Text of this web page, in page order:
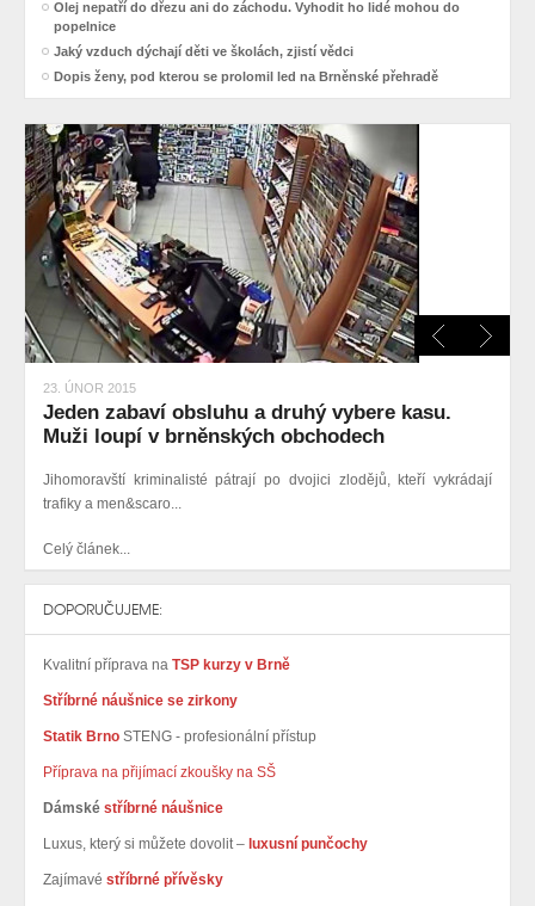
Olej nepatří do dřezu ani do záchodu. Vyhodit ho lidé mohou do
popelnice
Jaký vzduch dýchají děti ve školách, zjistí vědci
Dopis ženy, pod kterou se prolomil led na Brněnské přehradě
23. ÚNOR 2015
Jeden zabaví obsluhu a druhý vybere kasu.
Muži loupí v brněnských obchodech
Jihomoravští kriminalisté pátrají po dvojici zlodějů, kteří vykrádají
trafiky a men&scaro...
Celý článek...
DOPORUČUJEME:
Kvalitní příprava na TSP kurzy v Brně
Stříbrné náušnice se zirkony
Statik Brno STENG - profesionální přístup
Příprava na přijímací zkoušky na SŠ
Dámské stříbrné náušnice
Luxus, který si můžete dovolit – luxusní punčochy
Zajímavé stříbrné přívěsky